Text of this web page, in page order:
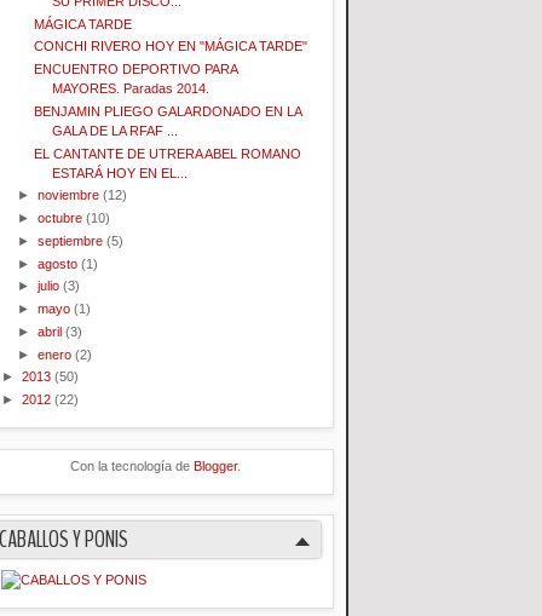
MÁGICA TARDE
CONCHI RIVERO HOY EN "MÁGICA TARDE"
ENCUENTRO DEPORTIVO PARA
MAYORES. Paradas 2014.
BENJAMIN PLIEGO GALARDONADO EN LA
GALA DE LA RFAF ...
EL CANTANTE DE UTRERA ABEL ROMANO
ESTARÁ HOY EN EL...
►noviembre(12)
►octubre(10)
►septiembre(5)
►agosto(1)
►julio(3)
►mayo(1)
►abril(3)
►enero(2)
► 2013 (50)
► 2012 (22)
Con la tecnología de Blogger.
CABALLOS Y PONIS